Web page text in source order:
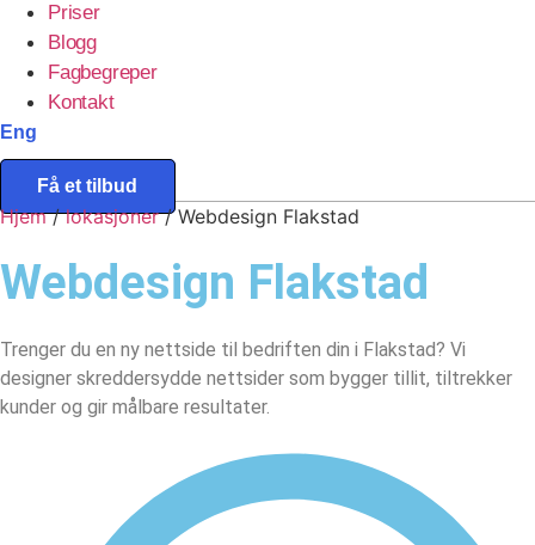
Priser
Blogg
Fagbegreper
Kontakt
Eng
Få et tilbud
Hjem/lokasjoner/Webdesign Flakstad
Webdesign Flakstad
Trenger du en ny nettside til bedriften din i Flakstad? Vi
designer skreddersydde nettsider som bygger tillit, tiltrekker
kunder og gir målbare resultater.